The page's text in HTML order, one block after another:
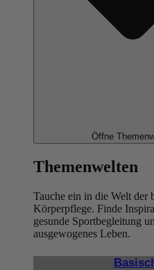
Öffne
Themenwelten
Tauche ein in die Welt der
Körperpflege. Finde
gesunde Sportbegleitung
ausgewogenes Leben.